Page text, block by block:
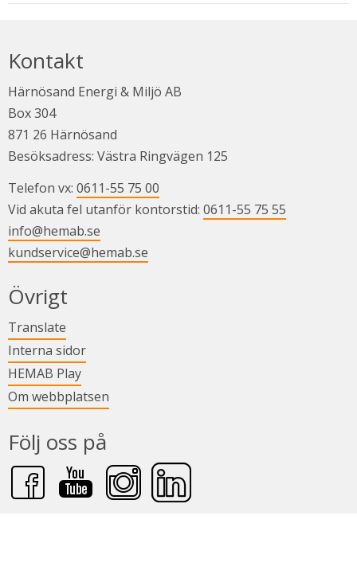
Kontakt
Härnösand Energi & Miljö AB
Box 304
871 26 Härnösand
Besöksadress: Västra Ringvägen 125
Telefon vx: 0611-55 75 00
Vid akuta fel utanför kontorstid: 0611-55 75 55
info@hemab.se
kundservice@hemab.se
Övrigt
Translate
Interna sidorLänk till annan webbplats.
HEMAB PlayLänk till annan webbplats.
Om webbplatsen
Följ oss på